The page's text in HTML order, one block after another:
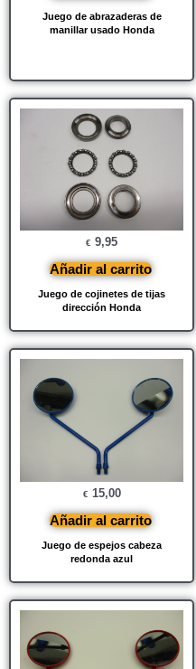
Juego de abrazaderas de
manillar usado Honda
Juego de cojinetes de tijas
dirección Honda
€ 9,95
Añadir al carrito
Juego de espejos cabeza
redonda azul
€ 15,00
Añadir al carrito